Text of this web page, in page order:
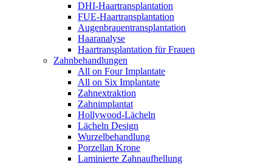
DHI-Haartransplantation
FUE-Haartransplantation
Augenbrauentransplantation
Haaranalyse
Haartransplantation für Frauen
Zahnbehandlungen
All on Four Implantate
All on Six Implantate
Zahnextraktion
Zahnimplantat
Hollywood-Lächeln
Lächeln Design
Wurzelbehandlung
Porzellan Krone
Laminierte Zahnaufhellung